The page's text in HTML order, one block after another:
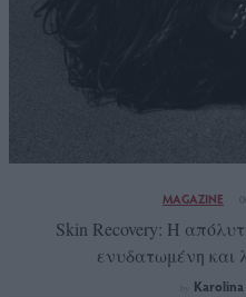
MAGAZINE
Skin Recovery: Η
ενυδατωμένη και